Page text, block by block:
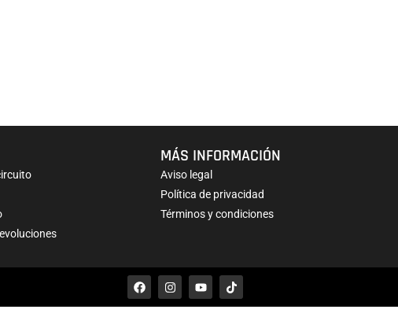
MÁS INFORMACIÓN
Aviso legal
Política de privacidad
Términos y condiciones